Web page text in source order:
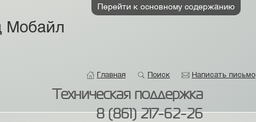
Перейти к основному содержанию
Мобайл
Главная Поиск Написать письмо
Техническая поддержка
8 (861) 217-62-26